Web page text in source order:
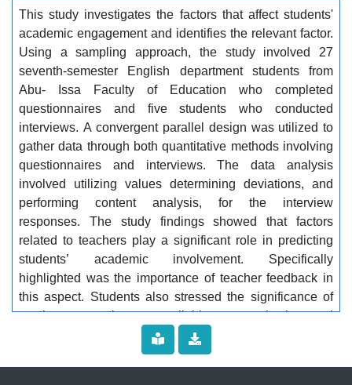
This study investigates the factors that affect students'
academic engagement and identifies the relevant factor.
Using a sampling approach, the study involved 27
seventh-semester English department students from
Abu- Issa Faculty of Education who completed
questionnaires and five students who conducted
interviews. A convergent parallel design was utilized to
gather data through both quantitative methods involving
questionnaires and interviews. The data analysis
involved utilizing values determining deviations, and
performing content analysis, for the interview
responses. The study findings showed that factors
related to teachers play a significant role in predicting
students’ academic involvement. Specifically
highlighted was the importance of teacher feedback in
this aspect. Students also stressed the significance of
teacher supportiveness, reliable communication and
effective teaching practices. Furthermore, the study
noted that peer assistance and parental participation
were aspects contributing to engagement. The